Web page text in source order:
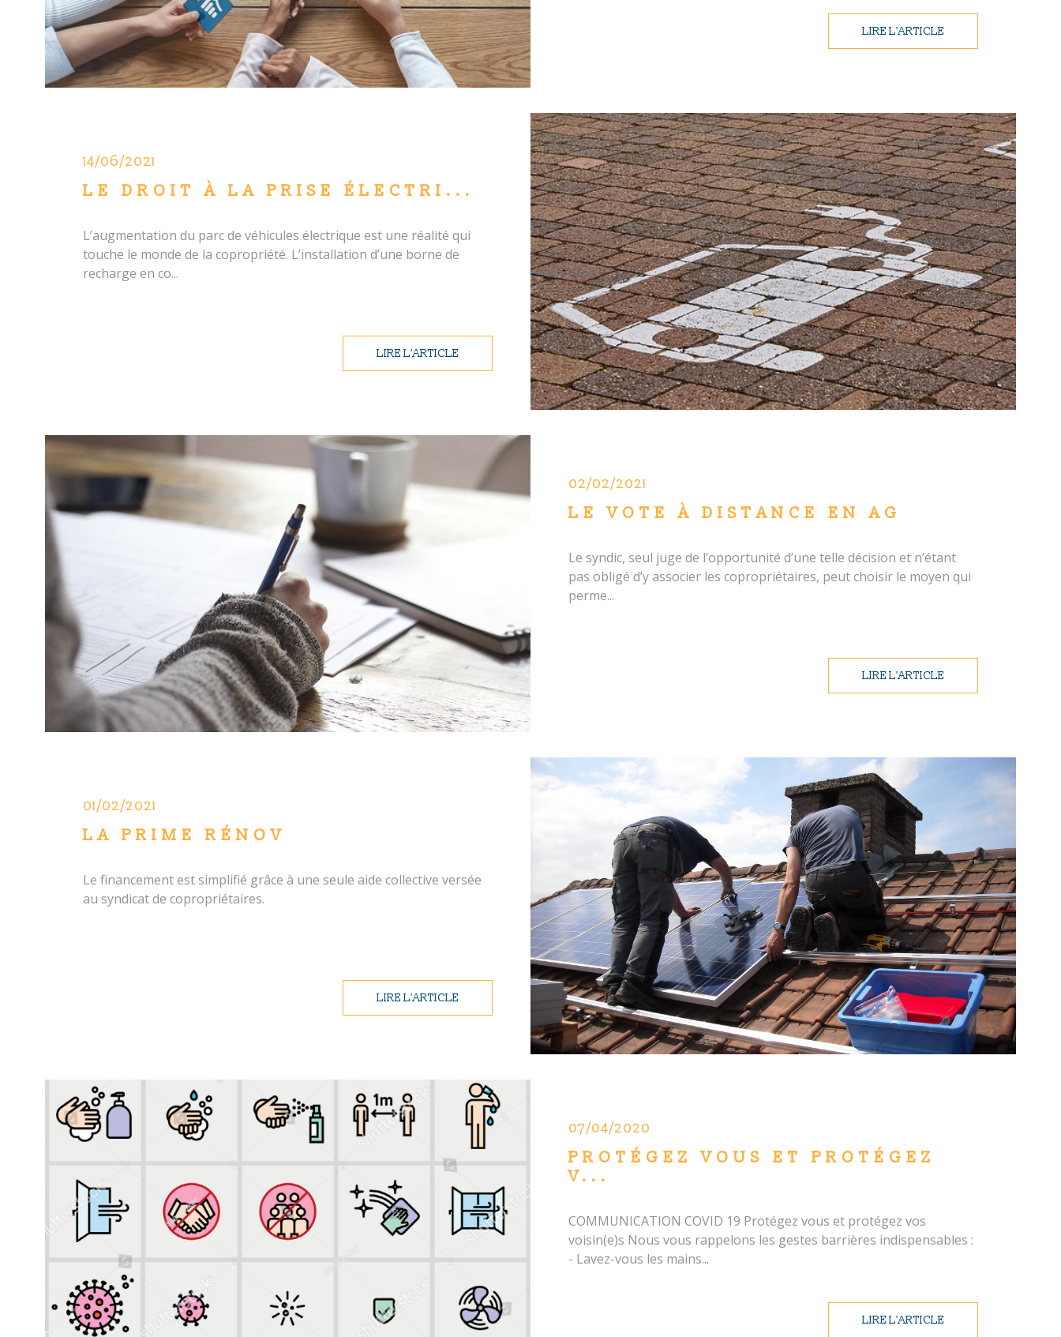
LIRE L'ARTICLE
14/06/2021
LE DROIT À LA PRISE ÉLECTRI...
L’augmentation du parc de véhicules électrique est une réalité qui
touche le monde de la copropriété. L’installation d’une borne de
recharge en co...
LIRE L'ARTICLE
02/02/2021
LE VOTE À DISTANCE EN AG
Le syndic, seul juge de l’opportunité d’une telle décision et n’étant
pas obligé d’y associer les copropriétaires, peut choisir le moyen qui
perme...
LIRE L'ARTICLE
01/02/2021
LA PRIME RÉNOV
Le financement est simplifié grâce à une seule aide collective versée
au syndicat de copropriétaires.
LIRE L'ARTICLE
07/04/2020
PROTÉGEZ VOUS ET PROTÉGEZ
V...
COMMUNICATION COVID 19 Protégez vous et protégez vos
voisin(e)s Nous vous rappelons les gestes barrières indispensables :
- Lavez-vous les mains...
LIRE L'ARTICLE